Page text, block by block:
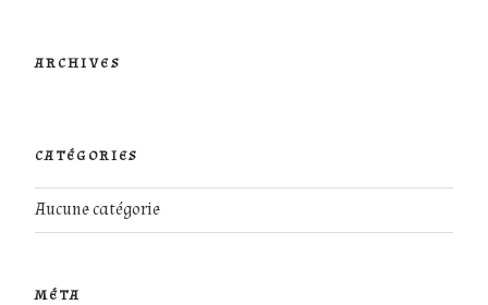
ARCHIVES
CATÉGORIES
Aucune catégorie
MÉTA